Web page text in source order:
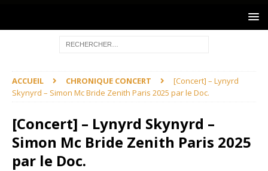
ACCUEIL CHRONIQUE CONCERT
[Concert] – Lynyrd
Skynyrd – Simon Mc Bride Zenith Paris 2025 par le Doc.
[Concert] – Lynyrd Skynyrd –
Simon Mc Bride Zenith Paris 2025
par le Doc.